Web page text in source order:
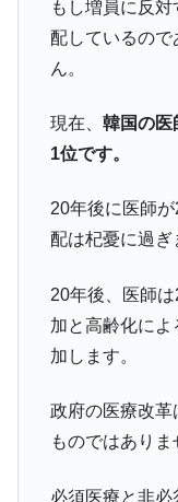
もし増員に反
配しているの
ん。
現在、 韓国の医
1位です。
20年後に医師
配は杞憂に過ぎ
20年後、医師
加と高齢化に
加します。
政府の医療改革
ものではありま
必須医療と非